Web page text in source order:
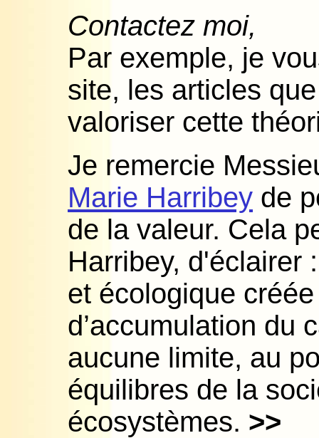
Contactez moi,
Par exemple, je
site, les articles
valoriser cette
Je remercie
Marie Harribey de
de la valeur. Cela
Harribey, d'éclairer
et écologique
d’accumulation du
aucune limite, au
équilibres de la
écosystèmes. >>